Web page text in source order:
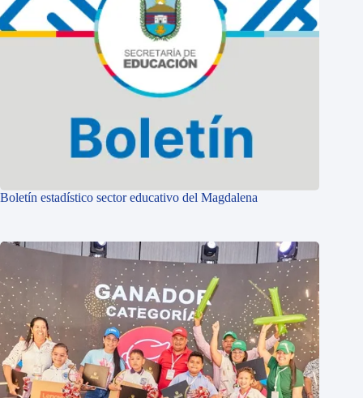
Boletín estadístico sector educativo del Magdalena